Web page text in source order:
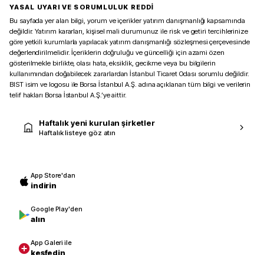
YASAL UYARI VE SORUMLULUK REDDİ
Bu sayfada yer alan bilgi, yorum ve içerikler yatırım danışmanlığı kapsamında
değildir. Yatırım kararları, kişisel mali durumunuz ile risk ve getiri tercihlerinize
göre yetkili kurumlarla yapılacak yatırım danışmanlığı sözleşmesi çerçevesinde
değerlendirilmelidir. İçeriklerin doğruluğu ve güncelliği için azami özen
gösterilmekle birlikte, olası hata, eksiklik, gecikme veya bu bilgilerin
kullanımından doğabilecek zararlardan İstanbul Ticaret Odası sorumlu değildir.
BIST isim ve logosu ile Borsa İstanbul A.Ş. adına açıklanan tüm bilgi ve verilerin
telif hakları Borsa İstanbul A.Ş.’ye aittir.
Haftalık yeni kurulan şirketler
Haftalık listeye göz atın
App Store'dan
indirin
Google Play'den
alın
App Galeri ile
keşfedin